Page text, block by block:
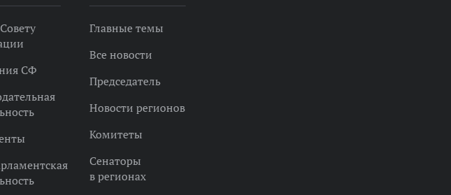
СФ
Главные темы
Все новости
Председатель
Новости регионов
Комитеты
Сенаторы
в регионах